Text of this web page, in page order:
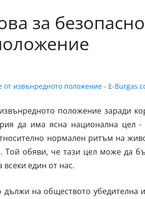
за
положение заради
да има ясна национална цел
нормален ритъм на
обяви, че тази цел може да
един от нас.
дължи на обществото убедителна